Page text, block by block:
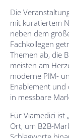
Die
mit kuratiertem
neben dem
Fachkollegen
Themen ab, die
meisten am
moderne PIM-
Enablement
in messbare
Für Viamedici
Ort, um B2B-